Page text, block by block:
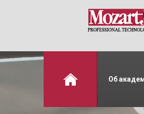
Об